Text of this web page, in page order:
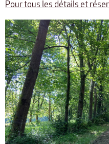
Pour tous les détails et